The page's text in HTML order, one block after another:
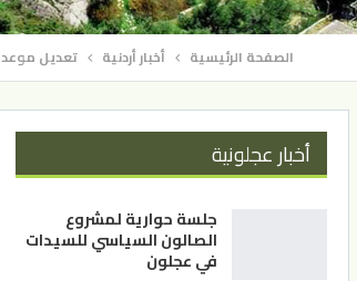
الصفحة الرئيسية أخبار أردنية تعديل
أخبار عجلونية
جلسة حوارية لمشروع
الصالون السياسي للسيدات
في عجلون